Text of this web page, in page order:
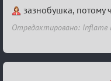
Re:
Калькулятор
зазнобушка, потому
Отредактировано: Inflame